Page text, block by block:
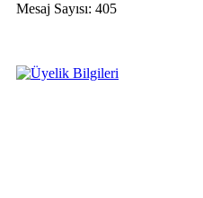
Mesaj Sayısı: 405